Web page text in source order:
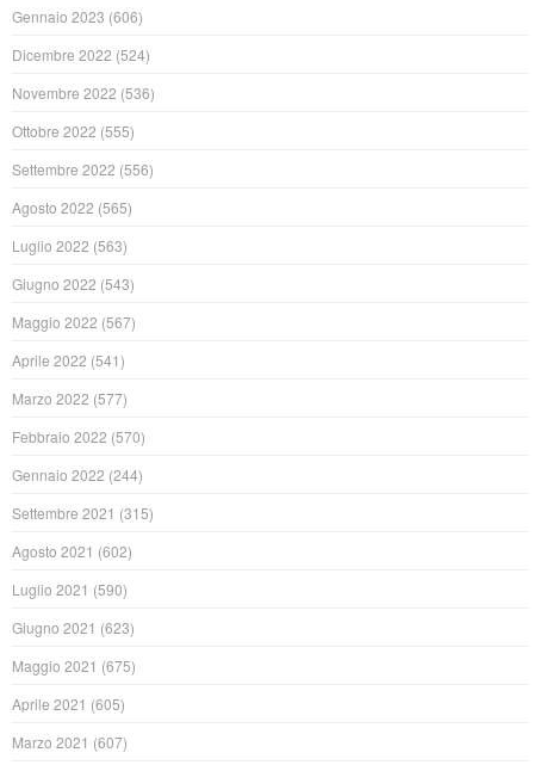
Gennaio 2023 (606)
Dicembre 2022 (524)
Novembre 2022 (536)
Ottobre 2022 (555)
Settembre 2022 (556)
Agosto 2022 (565)
Luglio 2022 (563)
Giugno 2022 (543)
Maggio 2022 (567)
Aprile 2022 (541)
Marzo 2022 (577)
Febbraio 2022 (570)
Gennaio 2022 (244)
Settembre 2021 (315)
Agosto 2021 (602)
Luglio 2021 (590)
Giugno 2021 (623)
Maggio 2021 (675)
Aprile 2021 (605)
Marzo 2021 (607)